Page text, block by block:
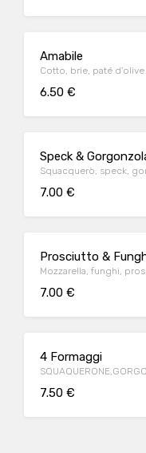
Amabile
Cotto, brie, paté d'olive
6.50 €
Speck &
Squacquerò, speck,
7.00 €
Prosciutto &
Mozzarella, funghi,
7.00 €
4 Formaggi
7.50 €